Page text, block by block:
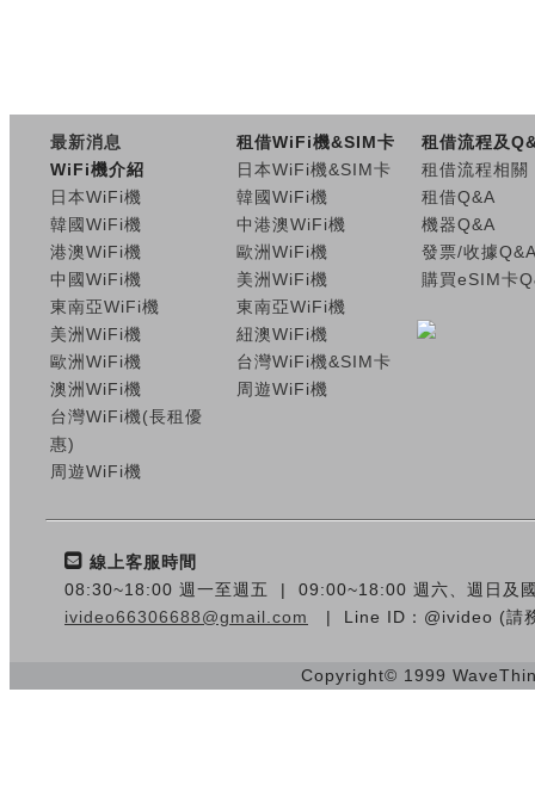
最新消息
WiFi機介紹
日本WiFi機
韓國WiFi機
港澳WiFi機
中國WiFi機
東南亞WiFi機
美洲WiFi機
歐洲WiFi機
澳洲WiFi機
台灣WiFi機(長租優
惠)
周遊WiFi機
租借WiFi機&SIM卡
日本WiFi機&SIM卡
韓國WiFi機
中港澳WiFi機
歐洲WiFi機
美洲WiFi機
東南亞WiFi機
紐澳WiFi機
台灣WiFi機&SIM卡
周遊WiFi機
租借流程及
租借流程相關
租借Q&A
機器Q&A
發票/收據
購買eSIM卡
線上客服時間
08:30~18:00 週一至週五 | 09:00~18:00 週六、週日及
ivideo66306688@gmail.com
| Line ID：@ivideo (請
Copyright© 1999